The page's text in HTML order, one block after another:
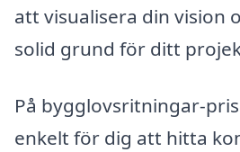
att visualisera din vision
solid grund för ditt
På bygglovsritningar-
enkelt för dig att hitta